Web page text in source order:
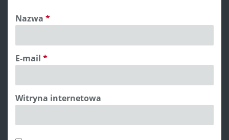
Nazwa *
E-mail *
Witryna internetowa